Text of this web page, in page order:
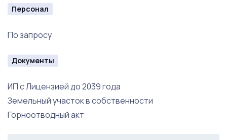
Персонал
По запросу
Документы
ИП с Лицензией до 2039 года
Земельный участок в собственности
Горноотводный акт